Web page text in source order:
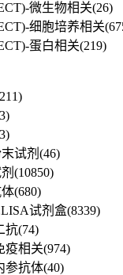
微生物相关(26)
细胞培养相关
蛋白相关(219)
试剂 (46)
(10850)
(680)
试剂盒(8339)
抗(74)
疫相关(974)
参抗体(40)